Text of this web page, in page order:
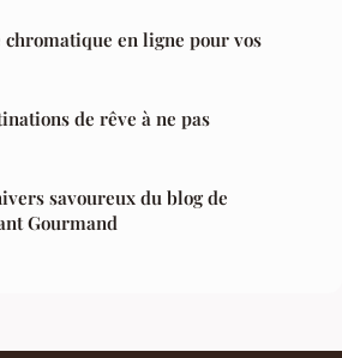
en ligne pour vos
de rêve à ne pas
savoureux du blog de
Gourmand